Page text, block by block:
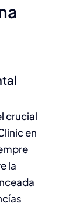
crucial
en
la